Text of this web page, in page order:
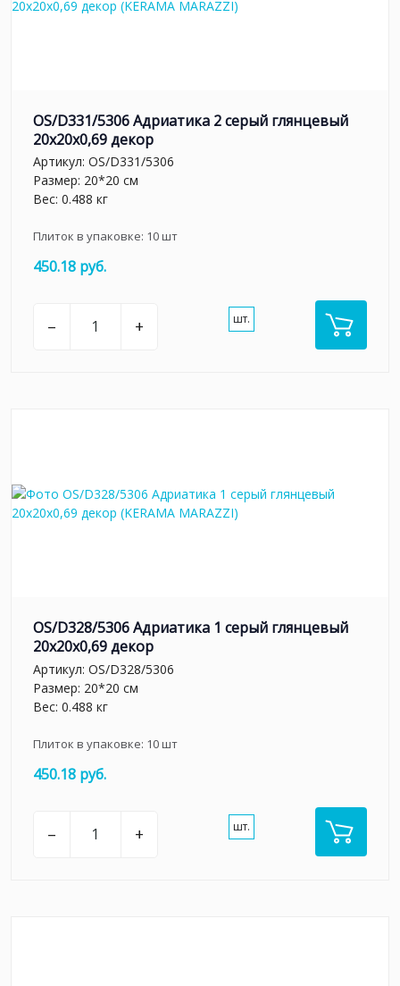
OS/D331/5306 Адриатика 2 серый глянцевый
20x20x0,69 декор
Артикул: OS/D331/5306
Размер: 20*20 см
Вес: 0.488 кг
Плиток в упаковке: 10шт
450.18 руб.
– + шт.
OS/D328/5306 Адриатика 1 серый глянцевый
20x20x0,69 декор
Артикул: OS/D328/5306
Размер: 20*20 см
Вес: 0.488 кг
Плиток в упаковке: 10шт
450.18 руб.
– + шт.